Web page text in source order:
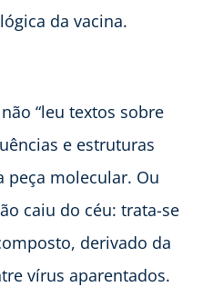
da vacina.
não “leu textos sobre
e estruturas
peça molecular. Ou
caiu do céu: trata-se
derivado da
vírus aparentados.